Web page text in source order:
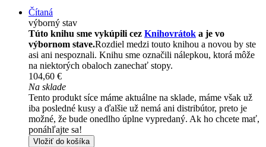
Čítaná
výborný stav
Túto knihu sme vykúpili cez Knihovrátok a je vo
výbornom stave.Rozdiel medzi touto knihou a novou by ste
asi ani nespoznali. Knihu sme označili nálepkou, ktorá môže
na niektorých obaloch zanechať stopy.
104,60 €
Na sklade
Tento produkt síce máme aktuálne na sklade, máme však už
iba posledné kusy a ďalšie už nemá ani distribútor, preto je
možné, že bude onedlho úplne vypredaný. Ak ho chcete mať,
ponáhľajte sa!
Vložiť do košíka